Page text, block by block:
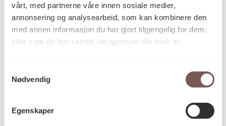
vårt, med partnerne våre innen sosiale medier,
annonsering og analysearbeid, som kan kombinere den
med annen informasjon du har gjort tilgjengelig for dem,
eller som de har samlet inn gjennom din bruk av
Nødvendig
Egenskaper
St. Olavs plass
0130 Oslo
post@koro.no
Besøksadresse